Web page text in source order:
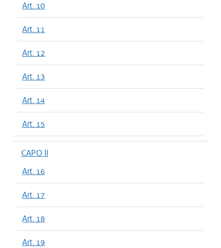
Art. 10
Art. 11
Art. 12
Art. 13
Art. 14
Art. 15
CAPO II
Art. 16
Art. 17
Art. 18
Art. 19